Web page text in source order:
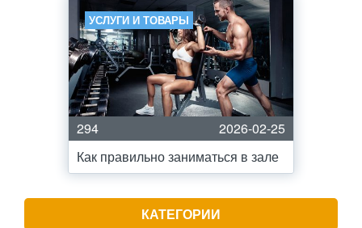
УСЛУГИ И ТОВАРЫ
294
2026-02-25
Как правильно заниматься в зале
КАТЕГОРИИ